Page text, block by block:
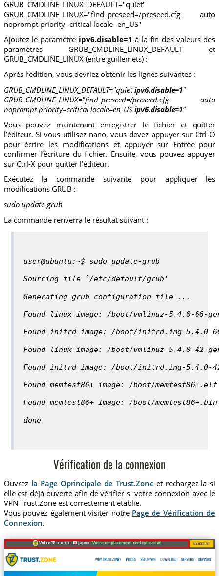
GRUB_CMDLINE_LINUX_DEFAULT="quiet"
GRUB_CMDLINE_LINUX="find_preseed=/preseed.cfg auto
noprompt priority=critical locale=en_US"
Ajoutez le paramètre ipv6.disable=1 à la fin des valeurs des
paramètres GRUB_CMDLINE_LINUX_DEFAULT et
GRUB_CMDLINE_LINUX (entre guillemets) :
Après l’édition, vous devriez obtenir les lignes suivantes :
GRUB_CMDLINE_LINUX_DEFAULT="quietipv6.disable=1"
GRUB_CMDLINE_LINUX="find_preseed=/preseed.cfg auto
noprompt priority=critical locale=en_US ipv6.disable=1"
Vous pouvez maintenant enregistrer le fichier et quitter
l’éditeur. Si vous utilisez nano, vous devez appuyer sur Ctrl-O
pour écrire les modifications et appuyer sur Entrée pour
confirmer l’écriture du fichier. Ensuite, vous pouvez appuyer
sur Ctrl-X pour quitter l’éditeur.
Exécutez la commande suivante pour appliquer les
modifications GRUB :
sudo update-grub
La commande renverra le résultat suivant :
user@ubuntu:~$ sudo update-grub
Sourcing file `/etc/default/grub'
Generating grub configuration file ...
Found linux image: /boot/vmlinuz-5.4.0-66-
Found initrd image: /boot/initrd.img-5.4.0-
Found linux image: /boot/vmlinuz-5.4.0-42-
Found initrd image: /boot/initrd.img-5.4.0-
Found memtest86+ image: /boot/memtest86+.elf
Found memtest86+ image: /boot/memtest86+.bin
done
Vérification de la connexion
Ouvrez la Page Oprincipale de Trust.Zone et rechargez-la si
elle est déjà ouverte afin de vérifier si votre connexion avec le
VPN Trust.Zone est correctement établie.
Vous pouvez également visiter notre Page de Vérification de
Connexion.
Votre IP: x.x.x.x · Japon ·Votre emplacement réel est caché!